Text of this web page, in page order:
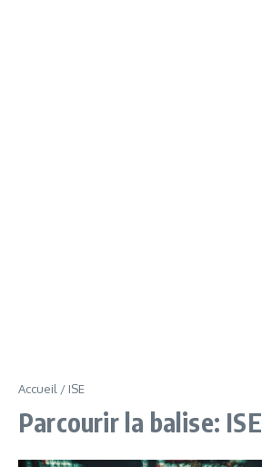
Accueil / ISE
Parcourir la balise: ISE